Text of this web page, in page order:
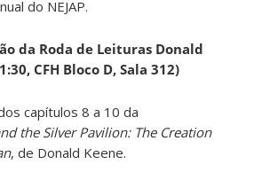
do NEJAP.
da Roda de Leituras Donald
CFH Bloco D, Sala 312)
capítulos 8 a 10 da
the Silver Pavilion: The Creation
, de Donald Keene.